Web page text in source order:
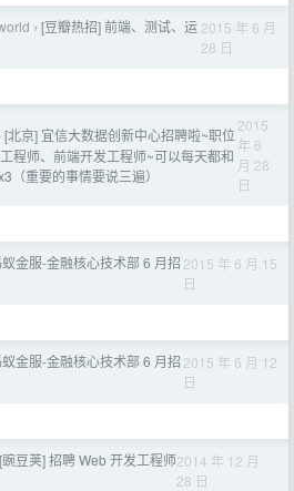
› [豆瓣热招] 前端、测试、运 2015 年 6 月
28 日
[北京] 宜信大数据创新中心招聘啦~职位
程师、前端开发工程师~可以每天都和
（重要的事情要说三遍）
2015
年 6
月 28
日
蚁金服-金融核心技术部 6 月招 2015 年 6 月 15
日
蚁金服-金融核心技术部 6 月招 2015 年 6 月 12
日
[豌豆荚] 招聘 Web 开发工程师2014 年 12 月
28 日